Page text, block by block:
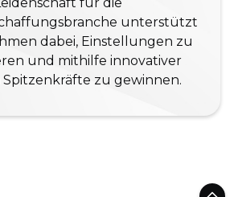
unterstützt
dabei, Einstellungen zu
und mithilfe innovativer
Spitzenkräfte zu gewinnen.